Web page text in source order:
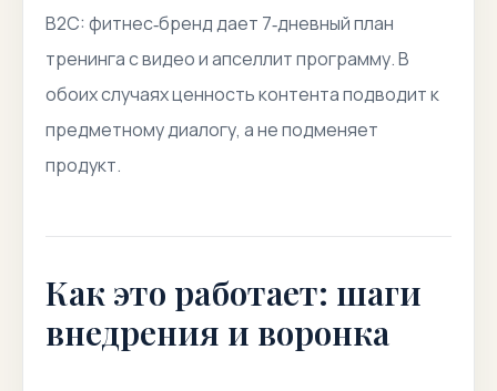
B2C: фитнес‑бренд дает 7‑дневный план
тренинга с видео и апселлит программу. В
обоих случаях ценность контента подводит к
предметному диалогу, а не подменяет
продукт.
Как это работает: шаги
внедрения и воронка